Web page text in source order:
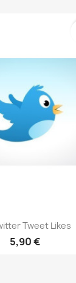
Vis her
Tweet Likes
5,90 €